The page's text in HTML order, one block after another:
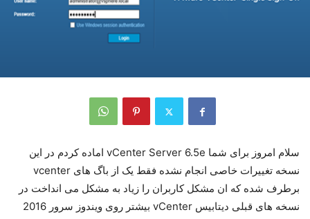
سلام امروز برای شما vCenter Server 6.5e اماده کردم در این
نسخه تغییرات خاصی انجام نشده فقط یک از باگ های vcenter
برطرف شده که ان مشکل کاربران را زیاد به مشکل می انداخت در
نسخه های قبلی دیتابیس vCenter بیشتر روی ویندوز سرور 2016